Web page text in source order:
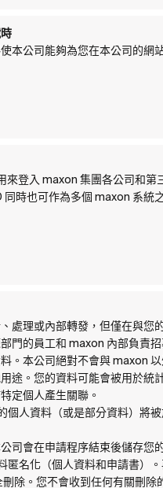
本公司能夠為您在本公司的網
來登入 maxon 集團各公司和第
同時也可作為多個 maxon 系統
處理或內部轉發，但僅在與您
門的員工和 maxon 內部負責
。本公司絕對不會與 maxon 以
途。您的資料可能會被用於統
定個人產生關聯。
個人資料（或是部分資料）將被
司會在申請程序結束後儲存您
匿名化（個人資料和申請書）。
除。您不會收到任何有關刪除